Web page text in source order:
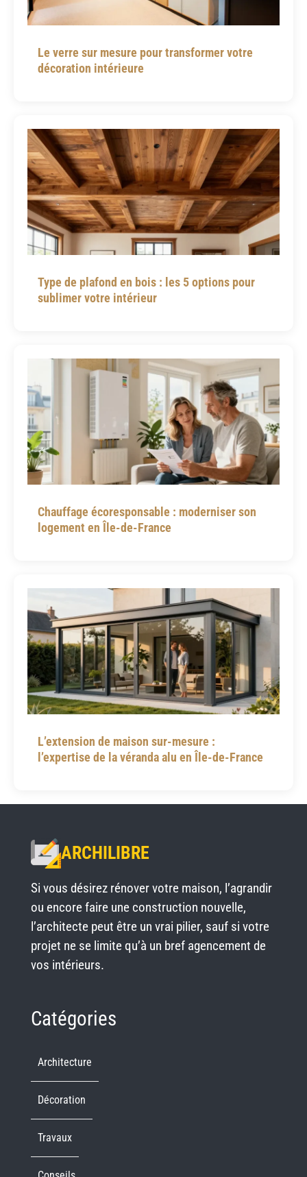
Le verre sur mesure pour transformer votre
décoration intérieure
Type de plafond en bois : les 5 options pour
sublimer votre intérieur
Chauffage écoresponsable : moderniser son
logement en Île-de-France
L’extension de maison sur-mesure :
l’expertise de la véranda alu en Île-de-France
ARCHILIBRE
Si vous désirez rénover votre maison, l’agrandir
ou encore faire une construction nouvelle,
l’architecte peut être un vrai pilier, sauf si votre
projet ne se limite qu’à un bref agencement de
vos intérieurs.
Catégories
Architecture
Décoration
Travaux